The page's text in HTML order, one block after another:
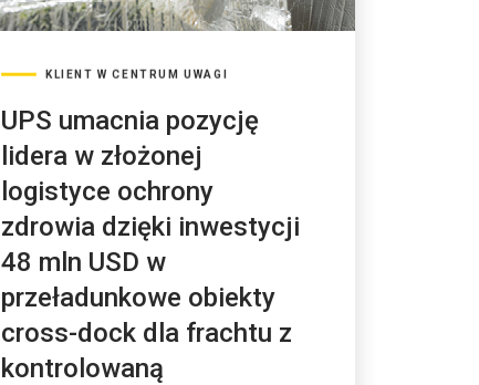
KLIENT W CENTRUM UWAGI
UPS umacnia pozycję
lidera w złożonej
logistyce ochrony
zdrowia dzięki inwestycji
48 mln USD w
przeładunkowe obiekty
cross-dock dla frachtu z
kontrolowaną